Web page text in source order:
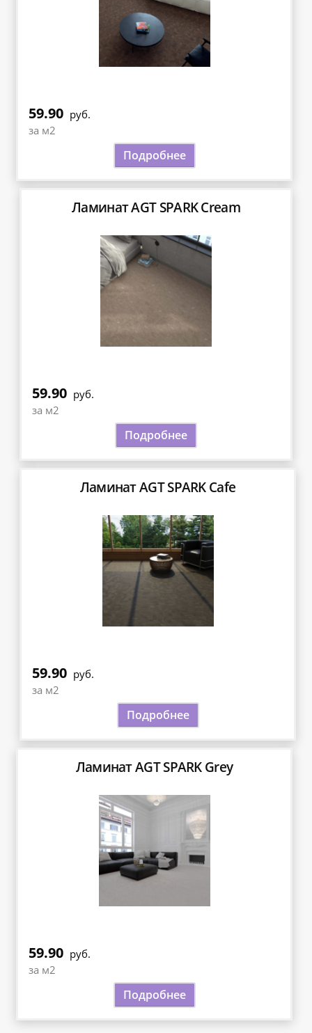
59.90 руб.
за м2
Подробнее
Ламинат AGT SPARK Cream
59.90 руб.
за м2
Подробнее
Ламинат AGT SPARK Cafe
59.90 руб.
за м2
Подробнее
Ламинат AGT SPARK Grey
59.90 руб.
за м2
Подробнее